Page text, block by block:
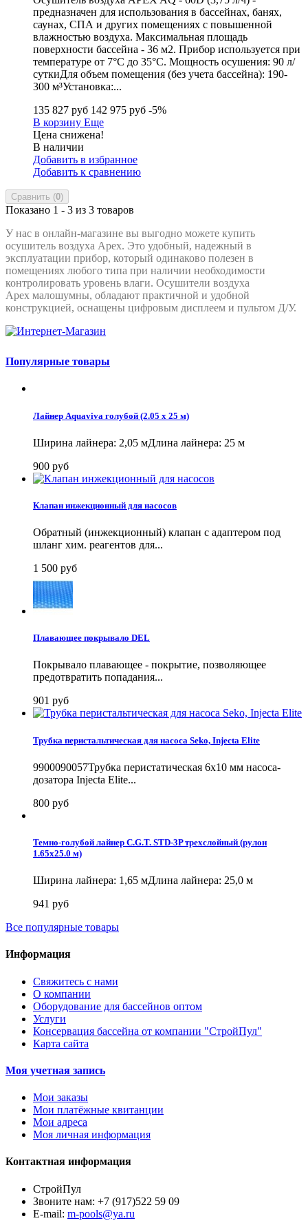
предназначен для использования в бассейнах, банях,
саунах, СПА и других помещениях с повышенной
влажностью воздуха. Максимальная площадь
поверхности бассейна - 36 м2. Прибор используется при
температуре от 7°C до 35°C. Мощность осушения: 90 л/
суткиДля объем помещения (без учета бассейна): 190-
300 м³Установка:...
135 827 руб 142 975 руб -5%
В корзину Еще
Цена снижена!
В наличии
Добавить в избранное
Добавить к сравнению
Сравнить (0)
Показано 1 - 3 из 3 товаров
У нас в онлайн-магазине вы выгодно можете купить
осушитель воздуха Apex. Это удобный, надежный в
эксплуатации прибор, который одинаково полезен в
помещениях любого типа при наличии необходимости
контролировать уровень влаги. Осушители воздуха
Apex малошумны, обладают практичной и удобной
конструкцией, оснащены цифровым дисплеем и пультом Д/У.
Популярные товары
Лайнер Aquaviva голубой (2.05 x 25 м)
Ширина лайнера: 2,05 мДлина лайнера: 25 м
900 руб
Клапан инжекционный для насосов
Обратный (инжекционный) клапан с адаптером под
шланг хим. реагентов для...
1 500 руб
Плавающее покрывало DEL
Покрывало плавающее - покрытие, позволяющее
предотвратить попадания...
901 руб
Трубка перистальтическая для насоса Seko, Injecta Elite
9900090057Трубка перистатическая 6х10 мм насоса-
дозатора Injecta Elite...
800 руб
Темно-голубой лайнер C.G.T. STD-3P трехслойный (рулон
1.65х25.0 м)
Ширина лайнера: 1,65 мДлина лайнера: 25,0 м
941 руб
Все популярные товары
Информация
Свяжитесь с нами
О компании
Оборудование для бассейнов оптом
Услуги
Консервация бассейна от компании "СтройПул"
Карта сайта
Моя учетная запись
Мои заказы
Мои платёжные квитанции
Мои адреса
Моя личная информация
Контактная информация
СтройПул
Звоните нам: +7 (917)522 59 09
E-mail: m-pools@ya.ru